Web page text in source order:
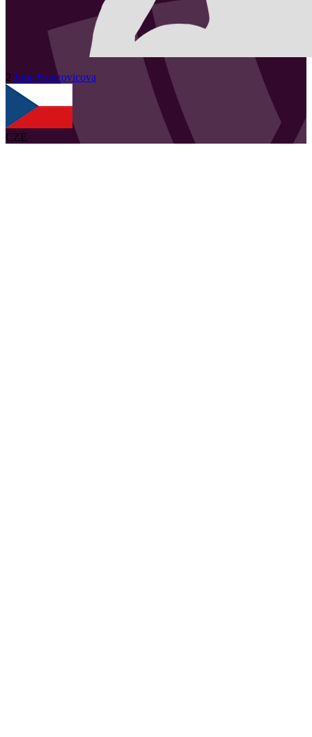
2 Julie Honzovicova
CZE